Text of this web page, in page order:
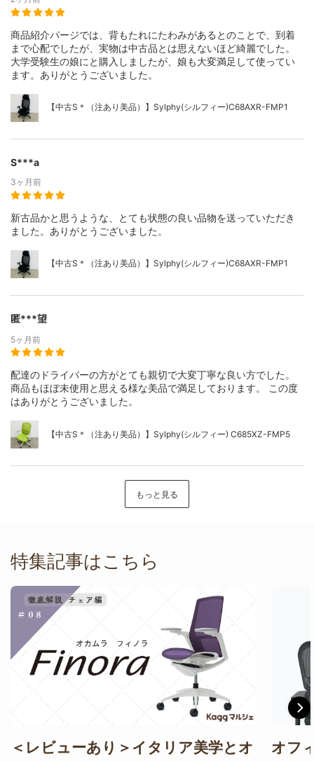
商品紹介パージでは、背もたれにたわみがあるとのことで、到着
まで心配でしたが、実物は中古品とは思えないほど綺麗でした。
大学受験生の娘にと購入しましたが、娘も大変満足して使ってい
ます。ありがとうございました。
【中古S＊（注あり美品）】Sylphy(シルフィー)C68AXR-FMP1
S***a
3ヶ月前
新古品かと思うような、とても状態の良い品物を送っていただき
ました。ありがとうございました。
【中古S＊（注あり美品）】Sylphy(シルフィー)C68AXR-FMP1
匿***望
5ヶ月前
配達のドライバーの方がとても親切で大変丁寧な良い方でした。
商品もほぼ未使用と思える様な美品で満足しております。 この度
はありがとうございました。
【中古S＊（注あり美品）】Sylphy(シルフィー) C685XZ-FMP5
もっと見る
特集記事はこちら
＜レビューあり＞イタリア美学とオ
オフ